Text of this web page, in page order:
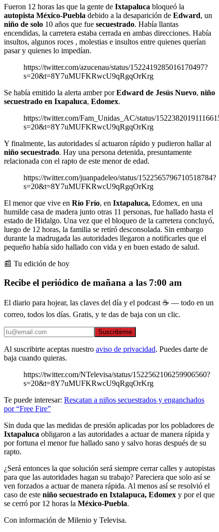
Fueron 12 horas las que la gente de Ixtapaluca bloqueó la
autopista México-Puebla debido a la desaparición de Edward, un
niño de solo 10 años que fue secuestrado. Había llantas
encendidas, la carretera estaba cerrada en ambas direcciones. Había
insultos, algunos roces , molestias e insultos entre quienes querían
pasar y quienes lo impedían.
https://twitter.com/azucenau/status/1522419285016170497?
s=20&t=8Y7uMUFKRwcU9qRgqOrKrg
Se había emitido la alerta amber porEdward de Jesús Nuevo, niño
secuestrado en Ixapaluca, Edomex.
https://twitter.com/Fam_Unidas_AC/status/
s=20&t=8Y7uMUFKRwcU9qRgqOrKrg
Y finalmente, las autoridades sí actuaron rápido y pudieron hallar al
niño secuestrado. Hay una persona detenida, presuntamente
relacionada con el rapto de este menor de edad.
https://twitter.com/juanpadeleo/status/1522565796710518784?
s=20&t=8Y7uMUFKRwcU9qRgqOrKrg
El menor que vive en Río Frío, en Ixtapaluca, Edomex, en una
humilde casa de madera junto otras 11 personas, fue hallado hasta el
estado de Hidalgo. Una vez que el bloqueo de la carretera concluyó,
luego de 12 horas, la familia se retiró desconsolada. Sin embargo
durante la madrugada las autoridades llegaron a notificarles que el
pequeño había sido hallado con vida y en buen estado de salud.
📰 Tu edición de hoy
Recibe el periódico de mañana a las 7:00 am
El diario para hojear, las claves del día y el podcast ☕ — todo en un
correo, todos los días. Gratis, y te das de baja con un clic.
Suscribirme
Al suscribirte aceptas nuestro aviso de privacidad. Puedes darte de
baja cuando quieras.
https://twitter.com/NTelevisa/status/1522562106259906560?
s=20&t=8Y7uMUFKRwcU9qRgqOrKrg
Te puede interesar: Rescatan a niños secuestrados y enganchados
por “Free Fire”
Sin duda que las medidas de presión aplicadas por los pobladores de
Ixtapaluca obligaron a las autoridades a actuar de manera rápida y
por fortuna el menor fue hallado sano y salvo horas después de su
rapto.
¿Será entonces la que solución será siempre cerrar calles y autopistas
para que las autoridades hagan su trabajo? Pareciera que solo así se
ven forzados a actuar de manera rápida. Al menos así se resolvió el
caso de este niño secuestrado en Ixtalapuca, Edomex y por el que
se cerró por 12 horas la México-Puebla.
Con información de Milenio y Televisa.